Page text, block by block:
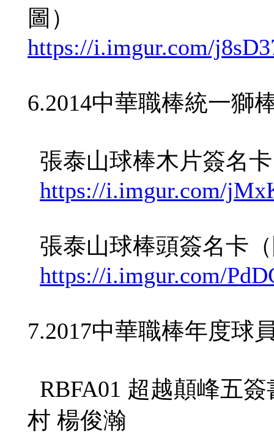
圖）
https://i.imgur.com/
6.2014中華職棒統一獅
張泰山球棒木片簽名
https://i.imgur.com/
張泰山球棒頭簽名卡
https://i.imgur.com/
7.2017中華職棒年度球
RBFA01 超越顛峰五
村 楊俊瀚